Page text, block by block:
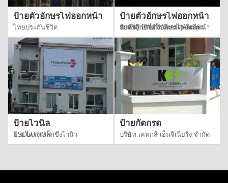
ป้ายตัวอักษรไฟออกหน้า
ไทยประกันชีวิต
ป้ายตัวอักษรไฟออกหน้า
รับทำป้ายชื่อโรงแรม (Amari หัวหิน) ป้ายตัวอักษรไฟออกหน้า อะคริลิกซิงค์ทำสีเกรดพรีเมียม
ป้ายไวนิล
ป้ายโครงเหล็กขึงไวนิว TSOLUTION
ป้ายกัดกรด
บริษัท เคหกสี่ เอ็นจิเนียริ่ง จำกัด